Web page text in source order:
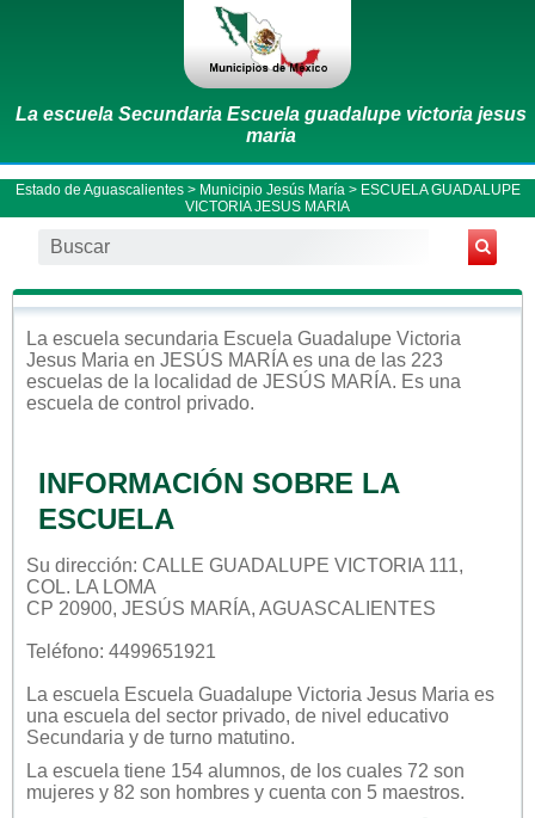
La escuela Secundaria Escuela guadalupe victoria jesus
maria
Estado de Aguascalientes> Municipio Jesús María > ESCUELA GUADALUPE
VICTORIA JESUS MARIA
La escuela secundaria Escuela Guadalupe Victoria
Jesus Maria en JESÚS MARÍA es una de las 223
escuelas de la localidad de JESÚS MARÍA. Es una
escuela de control privado.
INFORMACIÓN SOBRE LA
ESCUELA
Su dirección: CALLE GUADALUPE VICTORIA 111,
COL. LA LOMA
CP 20900, JESÚS MARÍA, AGUASCALIENTES
Teléfono: 4499651921
La escuela Escuela Guadalupe Victoria Jesus Maria es
una escuela del sector privado, de nivel educativo
Secundaria y de turno matutino.
La escuela tiene 154 alumnos, de los cuales 72 son
mujeres y 82 son hombres y cuenta con 5 maestros.